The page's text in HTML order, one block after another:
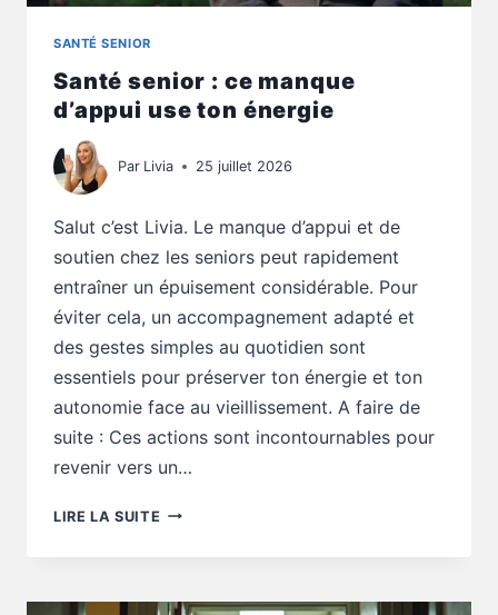
SANTÉ SENIOR
Santé senior : ce manque
d’appui use ton énergie
Par Livia 25 juillet 2026
Salut c’est Livia. Le manque d’appui et de
soutien chez les seniors peut rapidement
entraîner un épuisement considérable. Pour
éviter cela, un accompagnement adapté et
des gestes simples au quotidien sont
essentiels pour préserver ton énergie et ton
autonomie face au vieillissement. A faire de
suite : Ces actions sont incontournables pour
revenir vers un…
LIRE LA SUITE SANTÉ
MANQUE